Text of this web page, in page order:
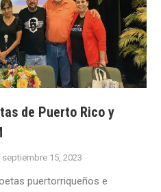
de Puerto Rico y
septiembre 15, 2023
puertorriqueños e